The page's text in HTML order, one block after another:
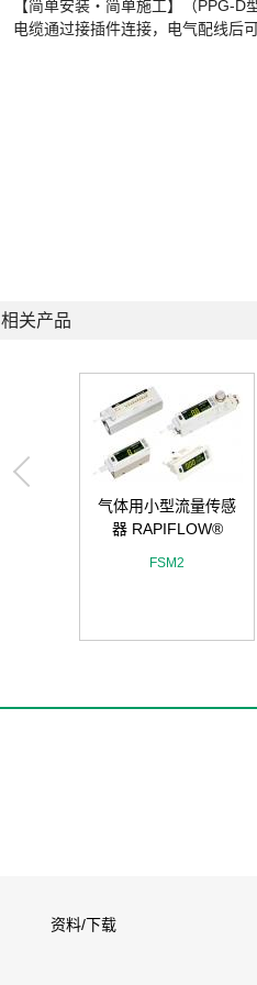
【简单安装・简单施工】（PPG-D型
电缆通过接插件连接，电气配线后
相关产品
气体用小型流量传感
器 RAPIFLOW®
FSM2
资料/下载